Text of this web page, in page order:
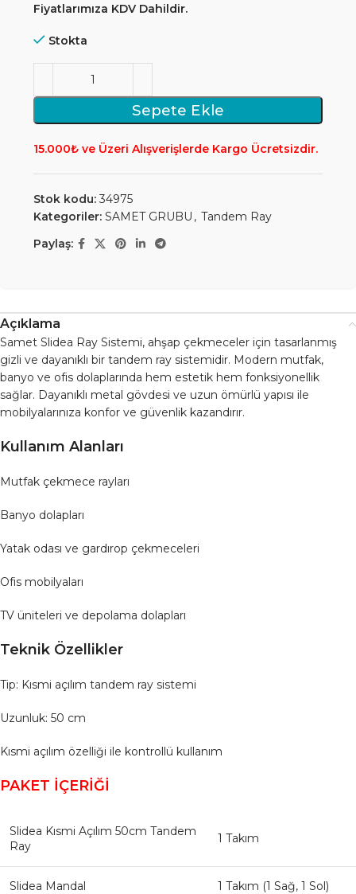
Fiyatlarımıza KDV Dahildir.
Stokta
Sepete Ekle
15.000₺ ve Üzeri Alışverişlerde Kargo Ücretsizdir.
Stok kodu:34975
Kategoriler: SAMET GRUBU , Tandem Ray
Paylaş:
Açıklama
Samet Slidea Ray Sistemi, ahşap çekmeceler için tasarlanmış
gizli ve dayanıklı bir tandem ray sistemidir. Modern mutfak,
banyo ve ofis dolaplarında hem estetik hem fonksiyonellik
sağlar. Dayanıklı metal gövdesi ve uzun ömürlü yapısı ile
mobilyalarınıza konfor ve güvenlik kazandırır.
Kullanım Alanları
Mutfak çekmece rayları
Banyo dolapları
Yatak odası ve gardırop çekmeceleri
Ofis mobilyaları
TV üniteleri ve depolama dolapları
Teknik Özellikler
Tip: Kısmi açılım tandem ray sistemi
Uzunluk: 50 cm
Kısmi açılım özelliği ile kontrollü kullanım
PAKET İÇERİĞİ
Slidea Kısmi Açılım 50cm Tandem
Ray
1 Takım
Slidea Mandal 1 Takım (1 Sağ, 1 Sol)